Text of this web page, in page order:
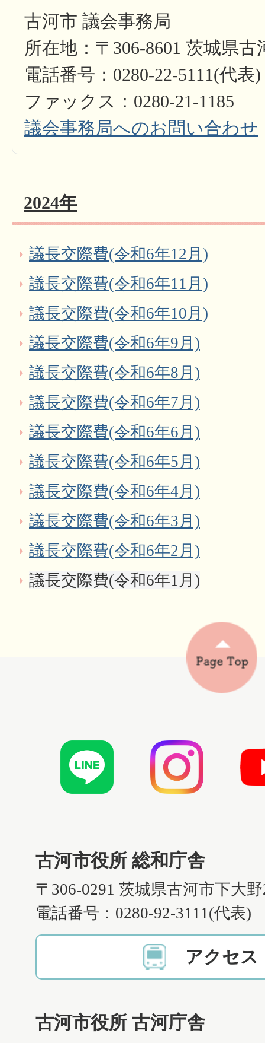
古河市 議会事務局
所在地：〒306-8601 茨城県
電話番号：0280-22-5111(代表)
ファックス：0280-21-1185
議会事務局へのお問い合わせ
2024年
議長交際費(令和6年12月)
議長交際費(令和6年11月)
議長交際費(令和6年10月)
議長交際費(令和6年9月)
議長交際費(令和6年8月)
議長交際費(令和6年7月)
議長交際費(令和6年6月)
議長交際費(令和6年5月)
議長交際費(令和6年4月)
議長交際費(令和6年3月)
議長交際費(令和6年2月)
議長交際費(令和6年1月)
古河市役所 総和庁舎
〒306-0291 茨城県古河市下大
電話番号：0280-92-3111(代表)
アクセス
古河市役所 古河庁舎